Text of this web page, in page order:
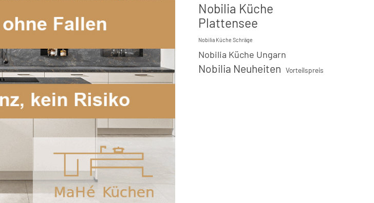
Nobilia Küche
Plattensee
Nobilia Küche Schräge
Nobilia Küche Ungarn
Nobilia Neuheiten Vorteilspreis